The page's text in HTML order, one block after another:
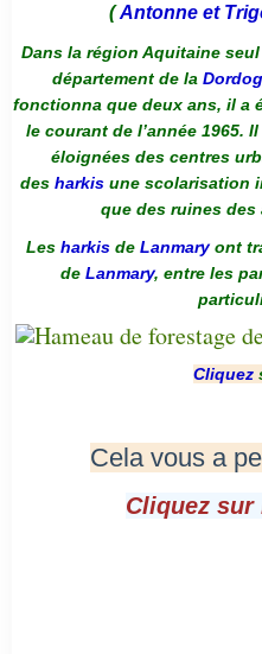
(Antonne et
Dans la région Aquitaine
département de la
fonctionna que deux ans, il a
le courant de l’année 1965.
éloignées des centres
des harkis une scolarisation
que des ruines des
Les harkis de Lanmaryont
de Lanmary, entre les
Cliquez
Cela vous a
Cliquez